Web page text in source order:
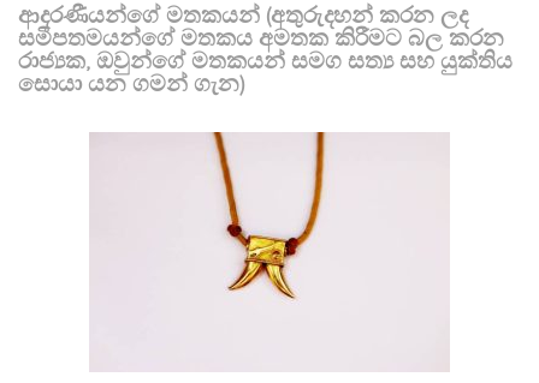
ආදරණීයන්ගේ මතකයන් (අතුරුදහන් කරන ලද
සමීපතමයන්ගේ මතකය අමතක කිරීමට බල කරන
රාජ්‍යක, ඔවුන්ගේ මතකයන් සමග සත්‍ය සහ යුක්තිය
සොයා යන ගමන් ගැන)